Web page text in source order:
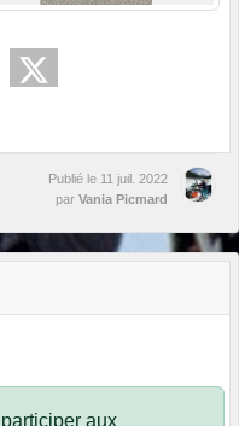
Publié le 11 juil. 2022
par Vania Picmard
aux